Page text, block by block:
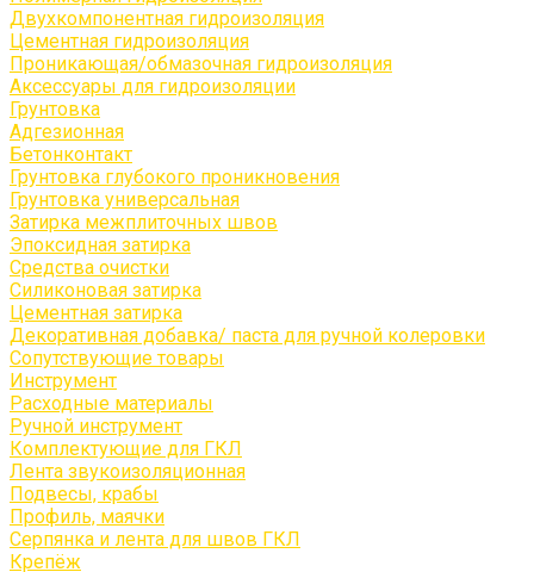
Двухкомпонентная гидроизоляция
Цементная гидроизоляция
Проникающая/обмазочная гидроизоляция
Аксессуары для гидроизоляции
Грунтовка
Адгезионная
Бетонконтакт
Грунтовка глубокого проникновения
Грунтовка универсальная
Затирка межплиточных швов
Эпоксидная затирка
Средства очистки
Силиконовая затирка
Цементная затирка
Декоративная добавка/ паста для ручной колеровки
Сопутствующие товары
Инструмент
Расходные материалы
Ручной инструмент
Комплектующие для ГКЛ
Лента звукоизоляционная
Подвесы, крабы
Профиль, маячки
Серпянка и лента для швов ГКЛ
Крепёж